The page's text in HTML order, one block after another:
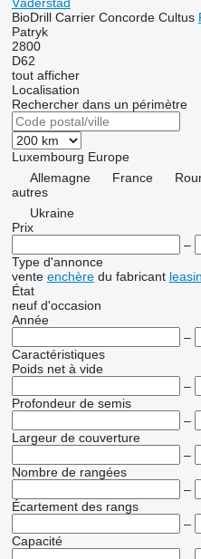
BioDrill Carrier Concorde Cultus
Patryk
2800
D62
tout afficher
Localisation
Rechercher dans un périmètre
Luxembourg Europe
Allemagne
France
autres
Ukraine
Prix
–
Type d'annonce
vente enchère du fabricant
État
neuf d'occasion
Année
–
Caractéristiques
Poids net à vide
–
Profondeur de semis
–
Largeur de couverture
–
Nombre de rangées
–
Écartement des rangs
–
Capacité